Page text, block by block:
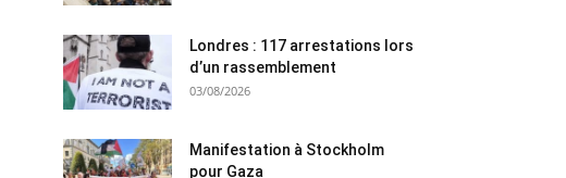
Londres : 117 arrestations lors
d’un rassemblement
03/08/2026
Manifestation à Stockholm
pour Gaza